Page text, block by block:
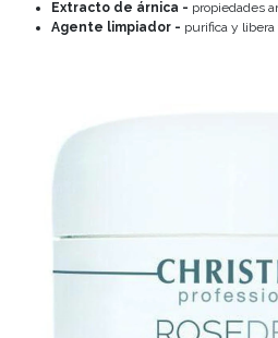
Extracto de árnica - propiedades
Agente limpiador - purifica y libera